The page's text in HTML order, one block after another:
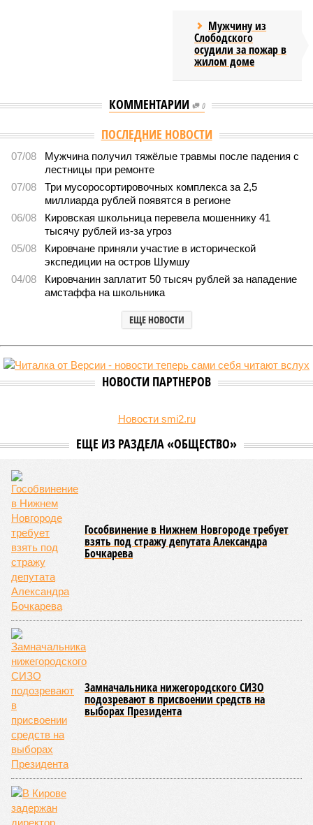
Мужчину из
Слободского
осудили за пожар в
жилом доме
КОММЕНТАРИИ 0
ПОСЛЕДНИЕ НОВОСТИ
07/08
Мужчина получил тяжёлые травмы после падения с
лестницы при ремонте
07/08
Три мусоросортировочных комплекса за 2,5
миллиарда рублей появятся в регионе
06/08
Кировская школьница перевела мошеннику 41
тысячу рублей из-за угроз
05/08
Кировчане приняли участие в исторической
экспедиции на остров Шумшу
04/08
Кировчанин заплатит 50 тысяч рублей за нападение
амстаффа на школьника
ЕЩЕ НОВОСТИ
НОВОСТИ ПАРТНЕРОВ
Новости smi2.ru
ЕЩЕ ИЗ РАЗДЕЛА «ОБЩЕСТВО»
Гособвинение в Нижнем Новгороде требует
взять под стражу депутата Александра
Бочкарева
Замначальника нижегородского СИЗО
подозревают в присвоении средств на
выборах Президента